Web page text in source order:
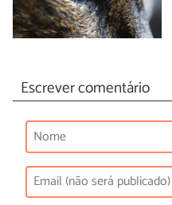
Escrever comentário